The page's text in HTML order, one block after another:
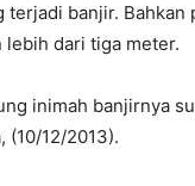
terjadi banjir.
dari tiga meter.
inimah banjirnya
(10/12/2013).